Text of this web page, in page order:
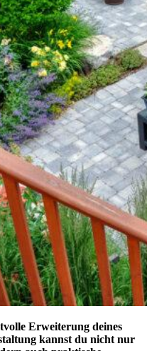
Erweiterung deines
kannst du nicht nur